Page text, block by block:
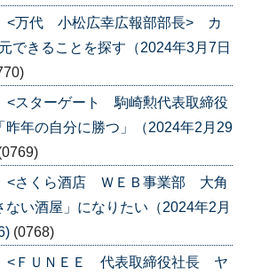
<万代 小松広幸広報部部長> カ
できることを探す（2024年3月7日
<スターゲート 駒崎勲代表取締役
年の自分に勝つ」（2024年2月29
<さくら酒店 ＷＥＢ事業部 大角
い酒屋」になりたい（2024年2月
(0768)
<ＦＵＮＥＥ 代表取締役社長 ヤ